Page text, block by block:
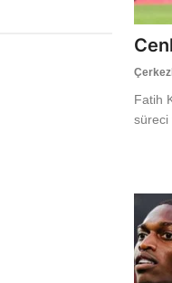
Fatih
süreci